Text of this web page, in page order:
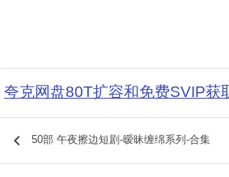
夸克网盘80T扩容和免费SVIP获
keyboard_arrow_left 50部 午夜擦边短剧-暧昧缠绵系列-合集